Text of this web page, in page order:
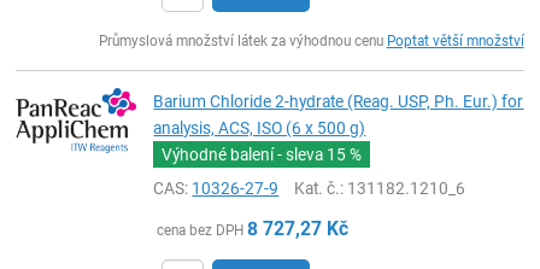
Průmyslová množství látek za výhodnou cenu Poptat větší množství
Barium Chloride 2-hydrate (Reag. USP, Ph. Eur.) for
analysis, ACS, ISO (6 x 500 g)
Výhodné balení - sleva 15 %
CAS: 10326-27-9 Kat. č.: 131182.1210_6
cena bez DPH 8 727,27 Kč